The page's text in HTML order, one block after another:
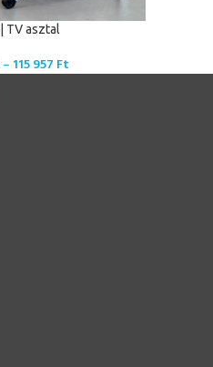
TV asztal
– 115 957 Ft